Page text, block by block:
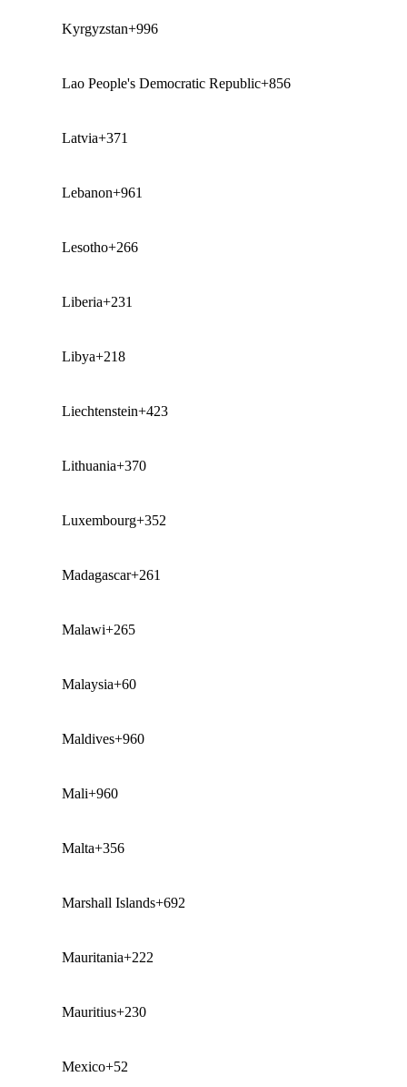
Kyrgyzstan+996
Lao People's Democratic Republic+856
Latvia+371
Lebanon+961
Lesotho+266
Liberia+231
Libya+218
Liechtenstein+423
Lithuania+370
Luxembourg+352
Madagascar+261
Malawi+265
Malaysia+60
Maldives+960
Mali+960
Malta+356
Marshall Islands+692
Mauritania+222
Mauritius+230
Mexico+52